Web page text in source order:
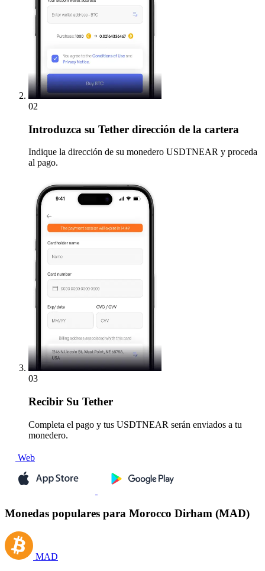
02
Introduzca su Tether dirección de la cartera
Indique la dirección de su monedero USDTNEAR y proceda
al pago.
03
Recibir Su Tether
Completa el pago y tus USDTNEAR serán enviados a tu
monedero.
Web
Monedas populares para Morocco Dirham (MAD)
MAD